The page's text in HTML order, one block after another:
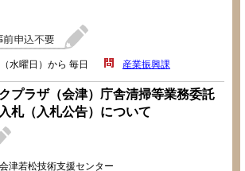
水曜日）から 毎日 産業振興課
プラザ（会津）庁舎清掃等業務委託
札（入札公告）について
津若松技術支援センター